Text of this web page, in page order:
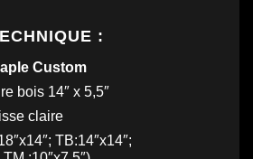
:
Custom
bois 14″ x 5,5″
claire
TB:14″x14″;